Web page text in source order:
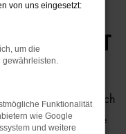
– PERFEKT
passen einfach
auch für andere
von uns eingesetzt:
um die
gewährleisten.
Funktionalität
wie Google
und weitere